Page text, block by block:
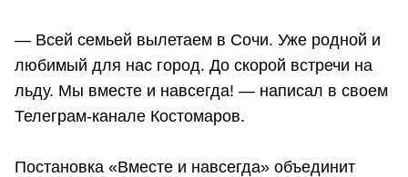
― Всей семьей вылетаем в Сочи. Уже родной и
любимый для нас город. До скорой встречи на
льду. Мы вместе и навсегда! ― написал в своем
Телеграм-канале Костомаров.
Постановка «Вместе и навсегда» объединит